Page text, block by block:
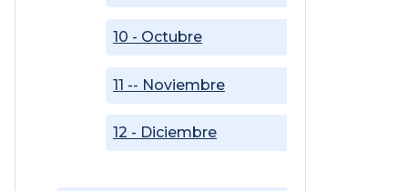
10 - Octubre
11 -- Noviembre
12 - Diciembre